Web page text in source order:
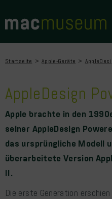
Startseite Apple-Geräte
AppleDesign
Apple brachte in den
seiner AppleDesign
das ursprüngliche Modell
überarbeitete Version
II.
Die erste Generation